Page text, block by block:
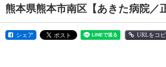
熊本県熊本市南区【あきた病院
シェア URLをコ